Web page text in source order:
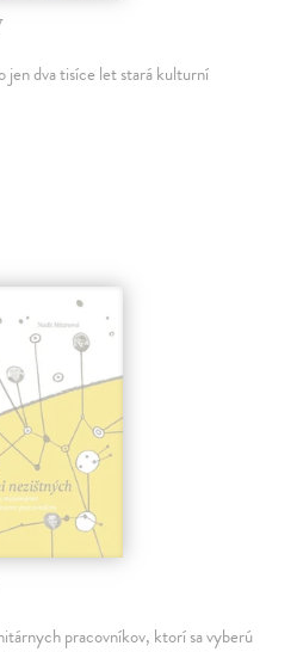
jen dva tisíce let stará kulturní
pracovníkov, ktorí sa vyberú